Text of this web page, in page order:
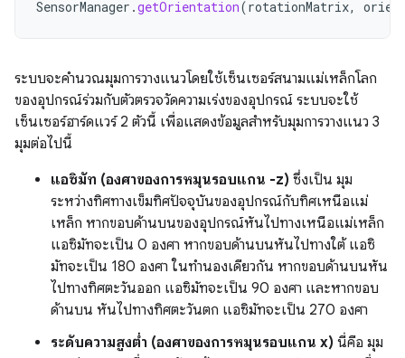
SensorManager .getOrientation(rotationMatrix,
ระบบจะคำนวณมุมการวางแนวโดยใช้เซ็นเซอร์สนามแม่เหล็กโลก
ของอุปกรณ์ร่วมกับตัวตรวจวัดความเร่งของอุปกรณ์ ระบบจะใช้
เซ็นเซอร์ฮาร์ดแวร์ 2 ตัวนี้ เพื่อแสดงข้อมูลสำหรับมุมการวางแนว 3
มุมต่อไปนี้
แอซิมัท (องศาของการหมุนรอบแกน -z) ซึ่งเป็น มุม
ระหว่างทิศทางเข็มทิศปัจจุบันของอุปกรณ์กับทิศเหนือแม่
เหล็ก หากขอบด้านบนของอุปกรณ์หันไปทางเหนือแม่เหล็ก
แอซิมัทจะเป็น 0 องศา หากขอบด้านบนหันไปทางใต้ แอซิ
มัทจะเป็น 180 องศา ในทำนองเดียวกัน หากขอบด้านบนหัน
ไปทางทิศตะวันออก แอซิมัทจะเป็น 90 องศา และหากขอบ
ด้านบน หันไปทางทิศตะวันตก แอซิมัทจะเป็น 270 องศา
ระดับความสูงต่ำ (องศาของการหมุนรอบแกน x) นี่คือ มุม